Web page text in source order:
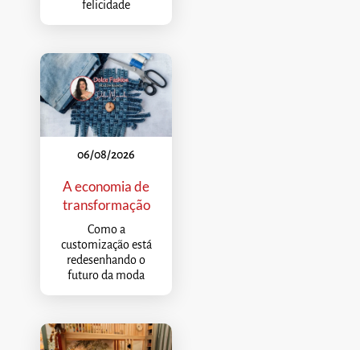
felicidade
06/08/2026
A economia de
transformação
Como a
customização está
redesenhando o
futuro da moda